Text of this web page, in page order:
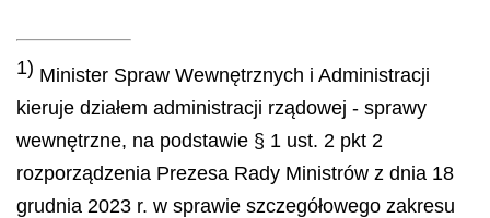
1) Minister Spraw Wewnętrznych i Administracji
kieruje działem administracji rządowej - sprawy
wewnętrzne, na podstawie § 1 ust. 2 pkt 2
rozporządzenia Prezesa Rady Ministrów z dnia 18
grudnia 2023 r. w sprawie szczegółowego zakresu